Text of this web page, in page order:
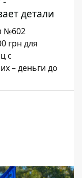
детали
№602
грн для
с
– деньги до